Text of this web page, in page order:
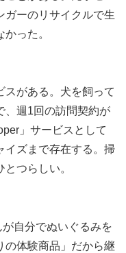
ガーのリサイクルで生
った。
スがある。犬を飼って
、週1回の訪問契約が
」サービスとして
イズまで存在する。掃
つらしい。
自分でぬいぐるみを
の体験商品」だから継